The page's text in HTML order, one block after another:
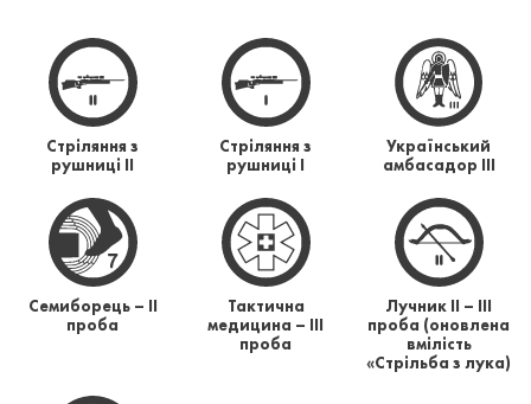
Стріляння з
рушниці ІІ
Стріляння з
рушниці І
Український
амбасадор ІІІ
Семиборець – II
проба
Тактична
медицина – ІІІ
проба
Лучник ІІ – ІІІ
проба (оновлена
вмілість
«Стрільба з лука)